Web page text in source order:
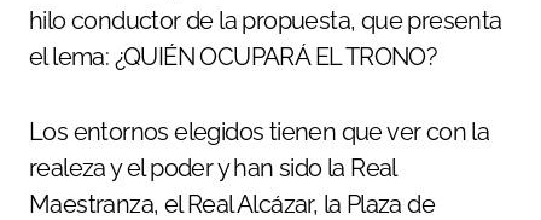
hilo conductor de la propuesta, que presenta
el lema: ¿QUIÉN OCUPARÁ EL TRONO?
Los entornos elegidos tienen que ver con la
realeza y el poder y han sido la Real
Maestranza, el Real Alcázar, la Plaza de